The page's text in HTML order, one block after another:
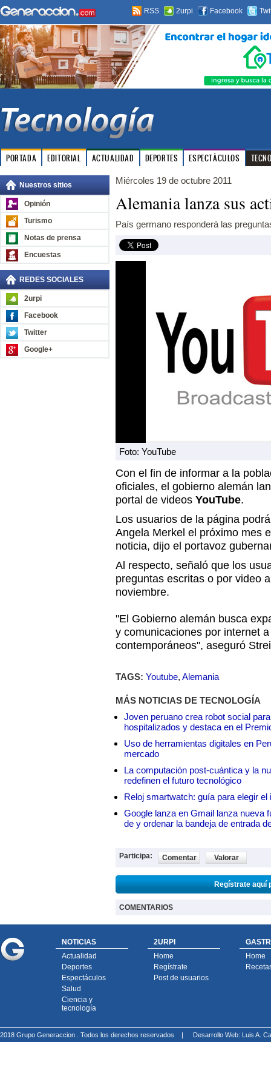
RSS 2urpi Facebook
PORTADA EDITORIAL ACTUALIDAD DEPORTES ESPECTÁCULOS
Nuestros sitios
Opinión
Turismo
Notas de prensa
Encuestas
REDES SOCIALES
2urpi
Facebook
Twitter
Google+
Miércoles 19 de octubre 2011
Alemania lanza sus
País germano responderá las
Foto: YouTube
Con el fin de informar a la
oficiales, el gobierno alemán
portal de videos YouTube.
Los usuarios de la página
Angela Merkel el próximo mes
noticia, dijo el portavoz
Al respecto, señaló que los
preguntas escritas o por video
noviembre.
"El Gobierno alemán busca
y comunicaciones por internet
contemporáneos", aseguró
TAGS: Youtube, Alemania
MÁS NOTICIAS DE TECNOLOGÍA
Joven peruano crea robot social
hospitalizados y destaca en el
Uso de herramientas digitales en
mercado
La computación post-cuántica y la
redefinen el futuro tecnológico
Reloj smartwatch: guía para elegir el
Google lanza en Gmail lanza nueva
de y ordenar la bandeja de entrada
Participa: Comentar Valorar
Regístrate aquí
COMENTARIOS
NOTICIAS
Actualidad
Deportes
Espectáculos
Salud
Ciencia y
tecnología
2URPI
Home
Regístrate
Post de usuarios
Home
2018 Grupo Generaccion . Todos los derechos reservados | Desarrollo Web: Luis